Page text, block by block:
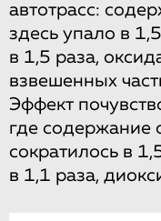
автотрасс:
здесь упало в
в 1,5 раза,
взвешенных
Эффект
где содержание
сократилось в
в 1,1 раза,